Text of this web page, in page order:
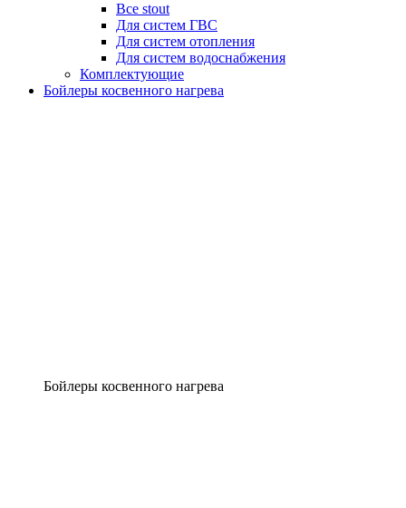
Все stout
Для систем ГВС
Для систем отопления
Для систем водоснабжения
Комплектующие
Бойлеры косвенного нагрева
Бойлеры косвенного нагрева